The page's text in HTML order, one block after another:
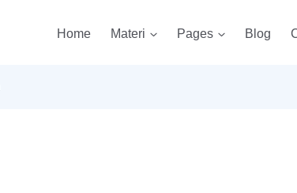
Home Materi Pages Blog